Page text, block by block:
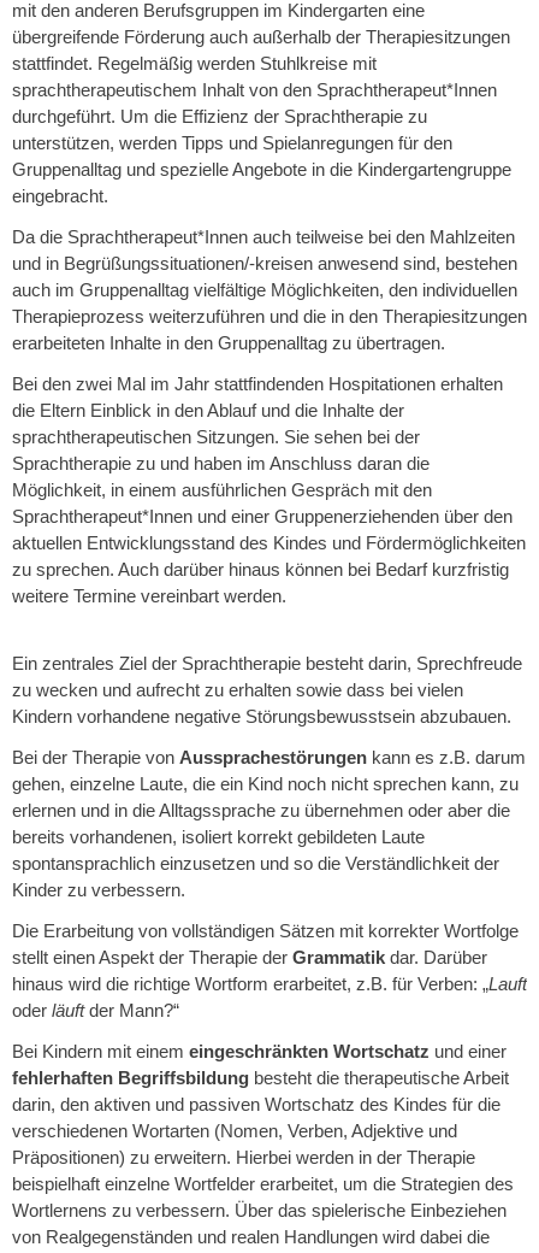
mit den anderen Berufsgruppen im Kindergarten eine
übergreifende Förderung auch außerhalb der Therapiesitzungen
stattfindet. Regelmäßig werden Stuhlkreise mit
sprachtherapeutischem Inhalt von den Sprachtherapeut*Innen
durchgeführt. Um die Effizienz der Sprachtherapie zu
unterstützen, werden Tipps und Spielanregungen für den
Gruppenalltag und spezielle Angebote in die Kindergartengruppe
eingebracht.
Da die Sprachtherapeut*Innen auch teilweise bei den Mahlzeiten
und in Begrüßungssituationen/-kreisen anwesend sind, bestehen
auch im Gruppenalltag vielfältige Möglichkeiten, den individuellen
Therapieprozess weiterzuführen und die in den Therapiesitzungen
erarbeiteten Inhalte in den Gruppenalltag zu übertragen.
Bei den zwei Mal im Jahr stattfindenden Hospitationen erhalten
die Eltern Einblick in den Ablauf und die Inhalte der
sprachtherapeutischen Sitzungen. Sie sehen bei der
Sprachtherapie zu und haben im Anschluss daran die
Möglichkeit, in einem ausführlichen Gespräch mit den
Sprachtherapeut*Innen und einer Gruppenerziehenden über den
aktuellen Entwicklungsstand des Kindes und Fördermöglichkeiten
zu sprechen. Auch darüber hinaus können bei Bedarf kurzfristig
weitere Termine vereinbart werden.
Ein zentrales Ziel der Sprachtherapie besteht darin, Sprechfreude
zu wecken und aufrecht zu erhalten sowie dass bei vielen
Kindern vorhandene negative Störungsbewusstsein abzubauen.
Bei der Therapie von Aussprachestörungen kann es z.B. darum
gehen, einzelne Laute, die ein Kind noch nicht sprechen kann, zu
erlernen und in die Alltagssprache zu übernehmen oder aber die
bereits vorhandenen, isoliert korrekt gebildeten Laute
spontansprachlich einzusetzen und so die Verständlichkeit der
Kinder zu verbessern.
Die Erarbeitung von vollständigen Sätzen mit korrekter Wortfolge
stellt einen Aspekt der Therapie der Grammatik dar. Darüber
hinaus wird die richtige Wortform erarbeitet, z.B. für Verben: „Lauft
oder läuftder Mann?“
Bei Kindern mit einem eingeschränkten Wortschatz und einer
fehlerhaften Begriffsbildung besteht die therapeutische Arbeit
darin, den aktiven und passiven Wortschatz des Kindes für die
verschiedenen Wortarten (Nomen, Verben, Adjektive und
Präpositionen) zu erweitern. Hierbei werden in der Therapie
beispielhaft einzelne Wortfelder erarbeitet, um die Strategien des
Wortlernens zu verbessern. Über das spielerische Einbeziehen
von Realgegenständen und realen Handlungen wird dabei die